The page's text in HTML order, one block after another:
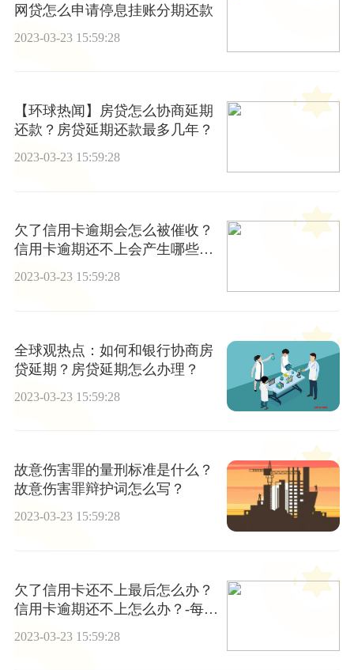
网贷怎么申请停息挂账分期还款
2023-03-23 15:59:28
【环球热闻】房贷怎么协商延期
还款？房贷延期还款最多几年？
2023-03-23 15:59:28
欠了信用卡逾期会怎么被催收？
信用卡逾期还不上会产生哪些影
响？
2023-03-23 15:59:28
全球观热点：如何和银行协商房
贷延期？房贷延期怎么办理？
2023-03-23 15:59:28
故意伤害罪的量刑标准是什么？
故意伤害罪辩护词怎么写？
2023-03-23 15:59:28
欠了信用卡还不上最后怎么办？
信用卡逾期还不上怎么办？-每日
2023-03-23 15:59:28